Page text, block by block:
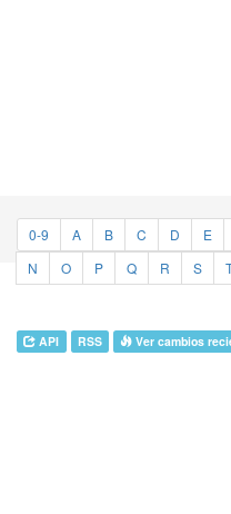
0-9 A B C D E
N
O P Q R S
API RSS Ver cambios